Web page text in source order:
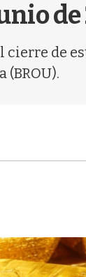
de
de